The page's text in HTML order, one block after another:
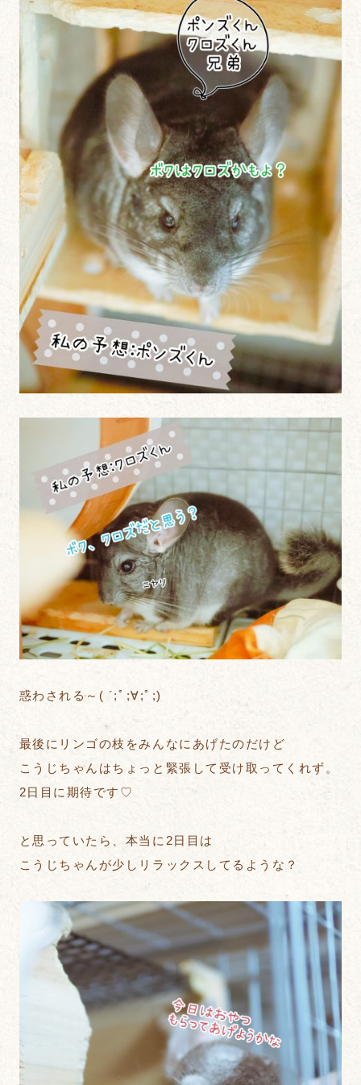
惑わされる～( ´;ﾟ;∀;ﾟ;)
最後にリンゴの枝をみんなにあげたのだけど
こうじちゃんはちょっと緊張して受け取ってくれず。
2日目に期待です♡
と思っていたら、本当に2日目は
こうじちゃんが少しリラックスしてるような？